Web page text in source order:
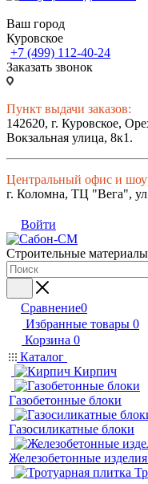
Ваш город
Куровское
+7 (499) 112-40-24
Заказать звонок
Пункт выдачи заказов:
142620, г. Куровское,
Вокзальная улица, 8к1.
Центральный офис и
г. Коломна, ТЦ "Вега",
Войти
Строительные
Сравнение0
Избранные товары 0
Корзина 0
Каталог
Кирпич
Газобетонные блоки
Газосиликатные блоки
Железобетонные